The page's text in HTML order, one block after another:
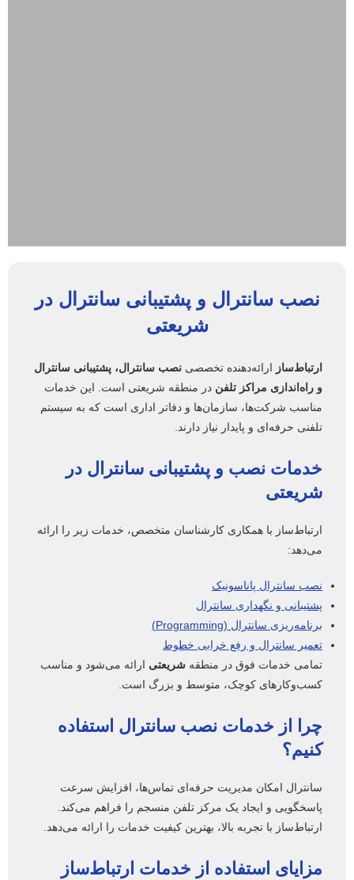
نصب سانترال و پشتیبانی سانترال در
شریعتی
ارتباط‌ساز ارائه‌دهنده تخصصی نصب سانترال، پشتیبانی سانترال
و راه‌اندازی مراکز تلفن در منطقه شریعتی است. این خدمات
مناسب شرکت‌ها، سازمان‌ها و دفاتر اداری است که به سیستم
تلفنی حرفه‌ای و پایدار نیاز دارند.
خدمات نصب و پشتیبانی سانترال در
شریعتی
ارتباط‌ساز با همکاری کارشناسان متخصص، خدمات زیر را ارائه
می‌دهد:
نصب سانترال پاناسونیک
پشتیبانی و نگهداری سانترال
برنامه‌ریزی سانترال (Programming)
تعمیر سانترال و رفع خرابی خطوط
تمامی خدمات فوق در منطقه شریعتی ارائه می‌شود و مناسب
کسب‌وکارهای کوچک، متوسط و بزرگ است.
چرا از خدمات نصب سانترال استفاده
کنیم؟
سانترال امکان مدیریت حرفه‌ای تماس‌ها، افزایش سرعت
پاسخگویی و ایجاد یک مرکز تلفن منسجم را فراهم می‌کند.
ارتباط‌ساز با تجربه بالا، بهترین کیفیت خدمات را ارائه می‌دهد.
مزایای استفاده از خدمات ارتباط‌ساز